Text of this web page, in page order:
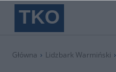
TKO
Główna Lidzbark Warmiński